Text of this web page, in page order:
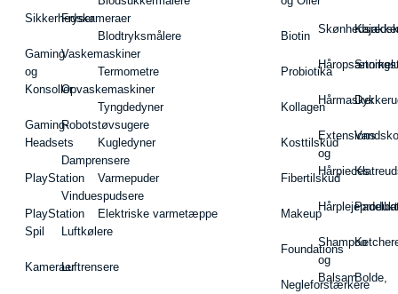
Sikkerhedskameraer
Gaming
og
Konsoller
Gaming-
Headsets
PlayStation
PlayStation
Spil
Kameraer
Fryser
Vaskemaskiner
Opvaskemaskiner
Robotstøvsugere
Damprensere
Vinduespudsere
Luftkølere
Luftrensere
Blodtryksmålere
Termometre
Tyngdedyner
Kugledyner
Varmepuder
Elektriske varmetæppe
Biotin
Probiotika
Kollagen
Kosttilskud
Fibertilskud
Makeup
Foundations
Negleforstærkere
Hårmasker
Extensions
og
Hårpieces
Shampoo
og
Balsam
Vandsko
Bolde,